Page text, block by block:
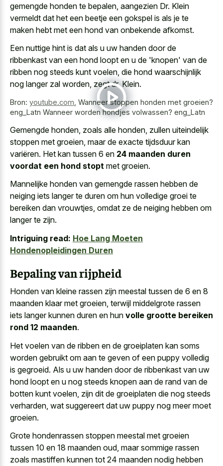
gemengde honden te bepalen, aangezien Dr. Klein
vermeldt dat het een beetje een gokspel is als je te
maken hebt met een hond van onbekende afkomst.
Een nuttige hint is dat als u uw handen door de
ribbenkast van een hond loopt en u de 'knopen' van de
ribben nog steeds kunt voelen, die hond waarschijnlijk
nog langer zal worden, zegt dr. Klein.
Bron: youtube.com Wanneer stoppen honden met groeien?
eng_Latn Wanneer worden hondjes volwassen? eng_Latn
Gemengde honden, zoals alle honden, zullen uiteindelijk
stoppen met groeien, maar de exacte tijdsduur kan
variëren. Het kan tussen 6 en 24 maanden duren
voordat een hond stopt met groeien.
Mannelijke honden van gemengde rassen hebben de
neiging iets langerte duren om hun volledige groei te
bereiken dan vrouwtjes, omdat ze de neiging hebben om
langer te zijn.
Intriguing read: Hoe Lang Moeten
Hondenopleidingen Duren
Bepaling van rijpheid
Honden van kleine rassen zijn meestal tussen de 6 en 8
maanden klaar met groeien, terwijl middelgrote rassen
iets langer kunnen duren en hun volle grootte bereiken
rond 12 maanden.
Het voelen van de ribben en de groeiplaten kan soms
worden gebruikt om aan te geven of een puppy volledig
is gegroeid. Als u uw handen door de ribbenkast van uw
hond loopt en u nog steeds knopen aan de rand van de
botten kunt voelen, zijn dit de groeiplaten die nog steeds
verharden, wat suggereert dat uw puppy nog meer moet
groeien.
Grote hondenrassen stoppen meestal met groeien
tussen 10 en 18 maanden oud, maar sommige rassen
zoals mastiffen kunnen tot 24 maanden nodig hebben